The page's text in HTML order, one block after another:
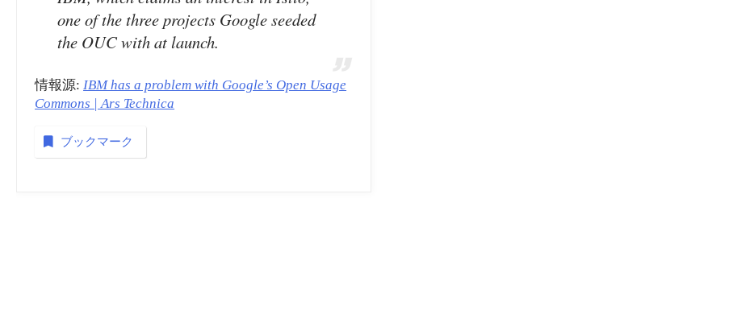
one of the three projects Google seeded
the OUC with at launch.
情報源:IBM has a problem with Google’s Open Usage
Commons | Ars Technica
ブックマーク